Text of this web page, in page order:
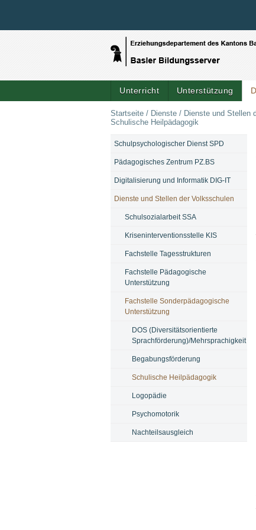
Unterricht Unterstützung
Startseite / Dienste / Dienste und Stellen
Schulische Heilpädagogik
NAVIGATION
Schulpsychologischer Dienst SPD
Pädagogisches Zentrum PZ.BS
Digitalisierung und Informatik DIG-IT
Dienste und Stellen der Volksschulen
Schulsozialarbeit SSA
Kriseninterventionsstelle KIS
Fachstelle Tagesstrukturen
Fachstelle Pädagogische
Unterstützung
Fachstelle Sonderpädagogische
Unterstützung
DOS (Diversitätsorientierte
Sprachförderung)/Mehrsprachigkeit
Begabungsförderung
Schulische Heilpädagogik
Logopädie
Psychomotorik
Nachteilsausgleich